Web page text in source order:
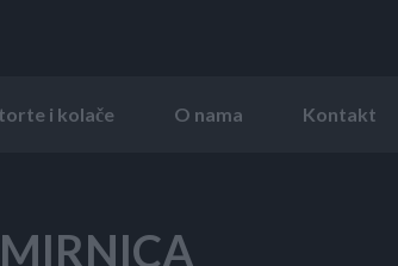
i kolače O nama Kontakt